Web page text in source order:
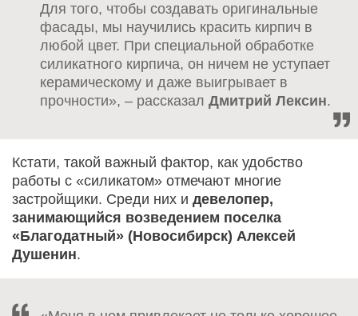
Для того, чтобы создавать оригинальные
фасады, мы научились красить кирпич в
любой цвет. При специальной обработке
силикатного кирпича, он ничем не уступает
керамическому и даже выигрывает в
прочности», – рассказал Дмитрий Лексин.
Кстати, такой важный фактор, как удобство
работы с «силикатом» отмечают многие
застройщики. Среди них и девелопер,
занимающийся возведением поселка
«Благодатный» (Новосибирск) Алексей
Душенин.